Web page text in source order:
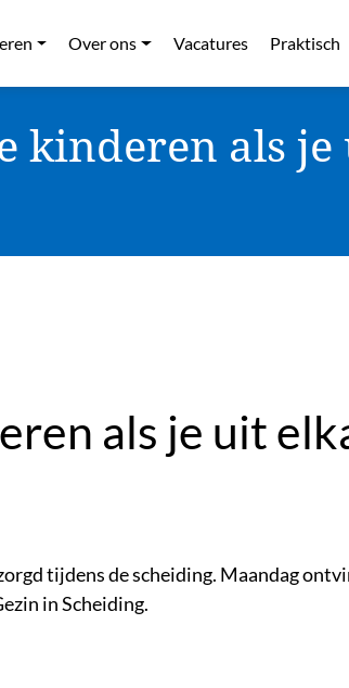
Over ons Vacatures Praktisch
kinderen als
als je uit
tijdens de scheiding. Maandag
in Scheiding.